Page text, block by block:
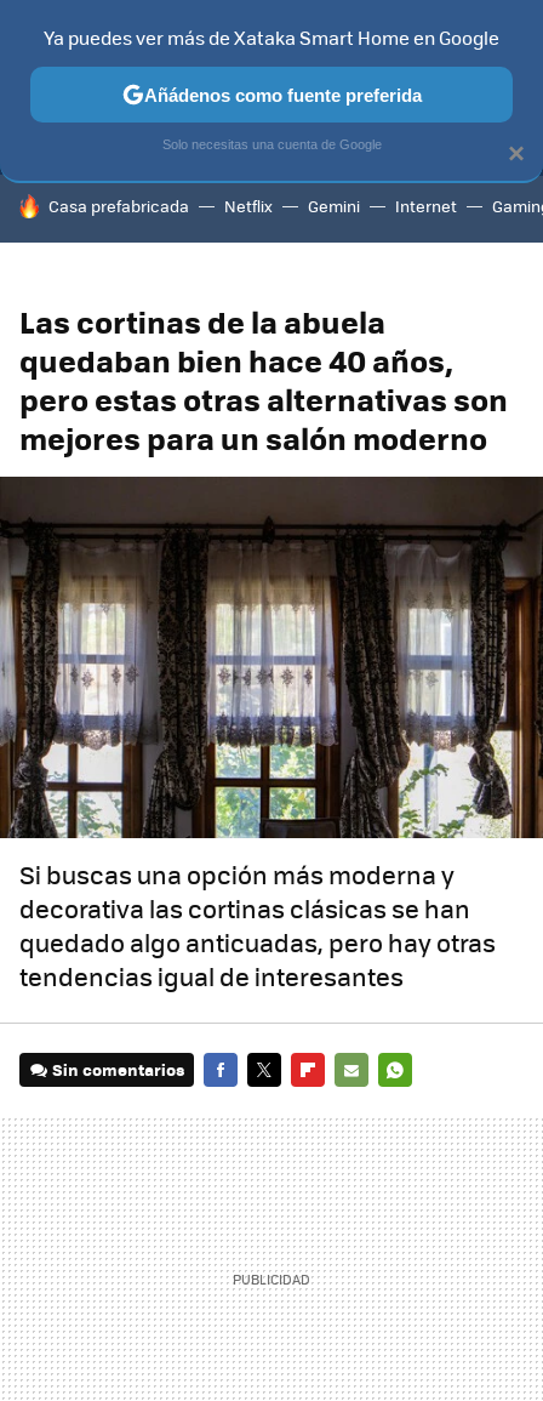
MENÚ NUEVO
CONTENIDOS SMART TV
HOY SE HABLA DE
Casa prefabricada Netflix Gemini Internet
Las cortinas de la abuela
quedaban bien hace 40 años,
pero estas otras alternativas son
mejores para un salón moderno
Si buscas una opción más moderna y
decorativa las cortinas clásicas se han
quedado algo anticuadas, pero hay otras
tendencias igual de interesantes
Sin comentarios
MAIL
×
Ya puedes ver más de Xataka Smart Home en Google
Añádenos como fuente preferida
Solo necesitas una cuenta de Google